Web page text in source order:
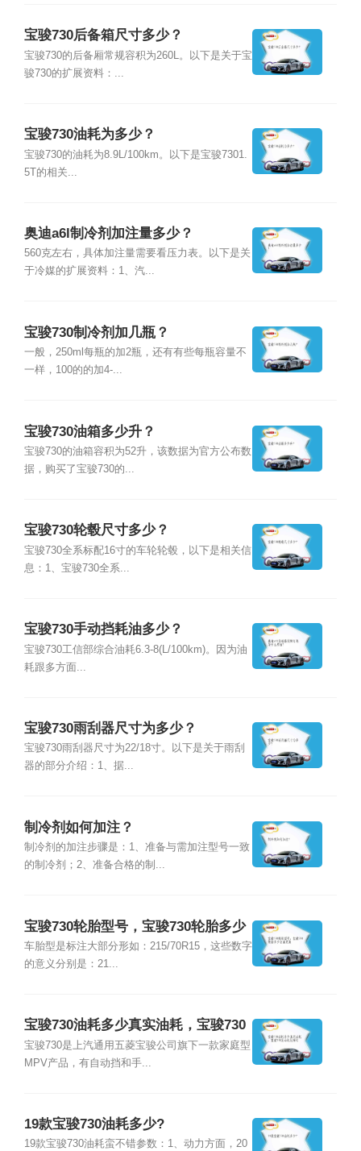
宝骏730后备箱尺寸多少？
宝骏730的后备厢常规容积为260L。以下是关于宝
骏730的扩展资料：...
宝骏730油耗为多少？
宝骏730的油耗为8.9L/100km。以下是宝骏7301.
5T的相关...
奥迪a6l制冷剂加注量多少？
560克左右，具体加注量需要看压力表。以下是关
于冷媒的扩展资料：1、汽...
宝骏730制冷剂加几瓶？
一般，250ml每瓶的加2瓶，还有有些每瓶容量不
一样，100的的加4-...
宝骏730油箱多少升？
宝骏730的油箱容积为52升，该数据为官方公布数
据，购买了宝骏730的...
宝骏730轮毂尺寸多少？
宝骏730全系标配16寸的车轮轮毂，以下是相关信
息：1、宝骏730全系...
宝骏730手动挡耗油多少？
宝骏730工信部综合油耗6.3-8(L/100km)。因为油
耗跟多方面...
宝骏730雨刮器尺寸为多少？
宝骏730雨刮器尺寸为22/18寸。以下是关于雨刮
器的部分介绍：1、据...
制冷剂如何加注？
制冷剂的加注步骤是：1、准备与需加注型号一致
的制冷剂；2、准备合格的制...
宝骏730轮胎型号，宝骏730轮胎多少
公里更换
车胎型是标注大部分形如：215/70R15，这些数字
的意义分别是：21...
宝骏730油耗多少真实油耗，宝骏730
发动机故障灯
宝骏730是上汽通用五菱宝骏公司旗下一款家庭型
MPV产品，有自动挡和手...
19款宝骏730油耗多少?
19款宝骏730油耗蛮不错参数：1、动力方面，20